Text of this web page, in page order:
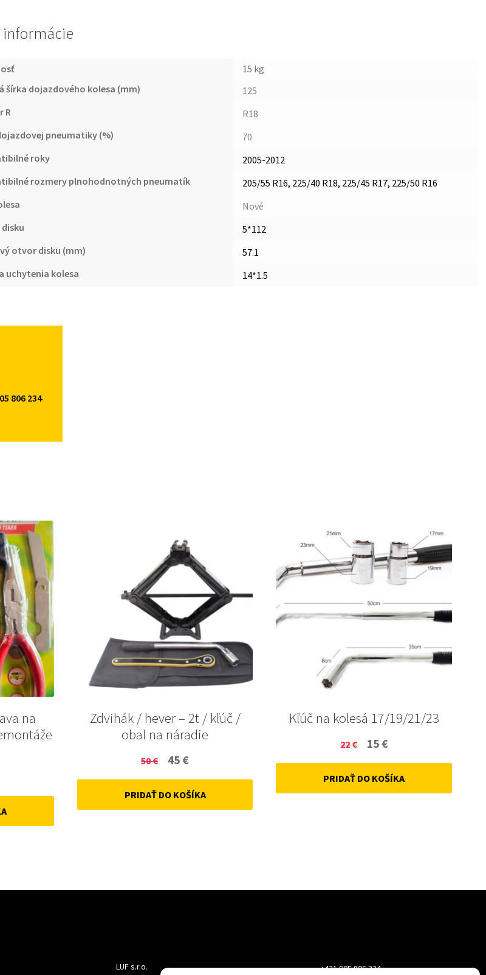
informácie
15 kg
šírka dojazdového kolesa (mm)
125
R
R18
pneumatiky (%)
70
roky
2005-2012
rozmery plnohodnotných pneumatík
205/55 R16, 225/40 R18, 225/45 R17, 225/50 R16
Nové
5*112
otvor disku (mm)
57.1
uchytenia kolesa
14*1.5
806 234
na
Zdvihák / hever – 2t / kľúč /
obal na náradie
50€
Original
price
was:
45 €Current
price
is:
PRIDAŤ DO KOŠÍKA
Kľúč na kolesá 17/19/21/23
22€
Original
price
was:
15 €Current
price
is:
PRIDAŤ DO KOŠÍKA
LUF s.r.o. +421 905 806 234